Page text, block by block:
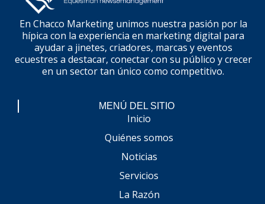
En Chacco Marketing unimos nuestra pasión por la
hípica con la experiencia en marketing digital para
ayudar a jinetes, criadores, marcas y eventos
ecuestres a destacar, conectar con su público y crecer
en un sector tan único como competitivo.
MENÚ DEL SITIO
Inicio
Quiénes somos
Noticias
Servicios
La Razón